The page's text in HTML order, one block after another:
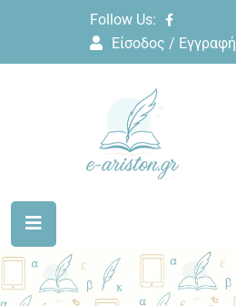
Follow Us:
Είσοδος / Εγγραφή